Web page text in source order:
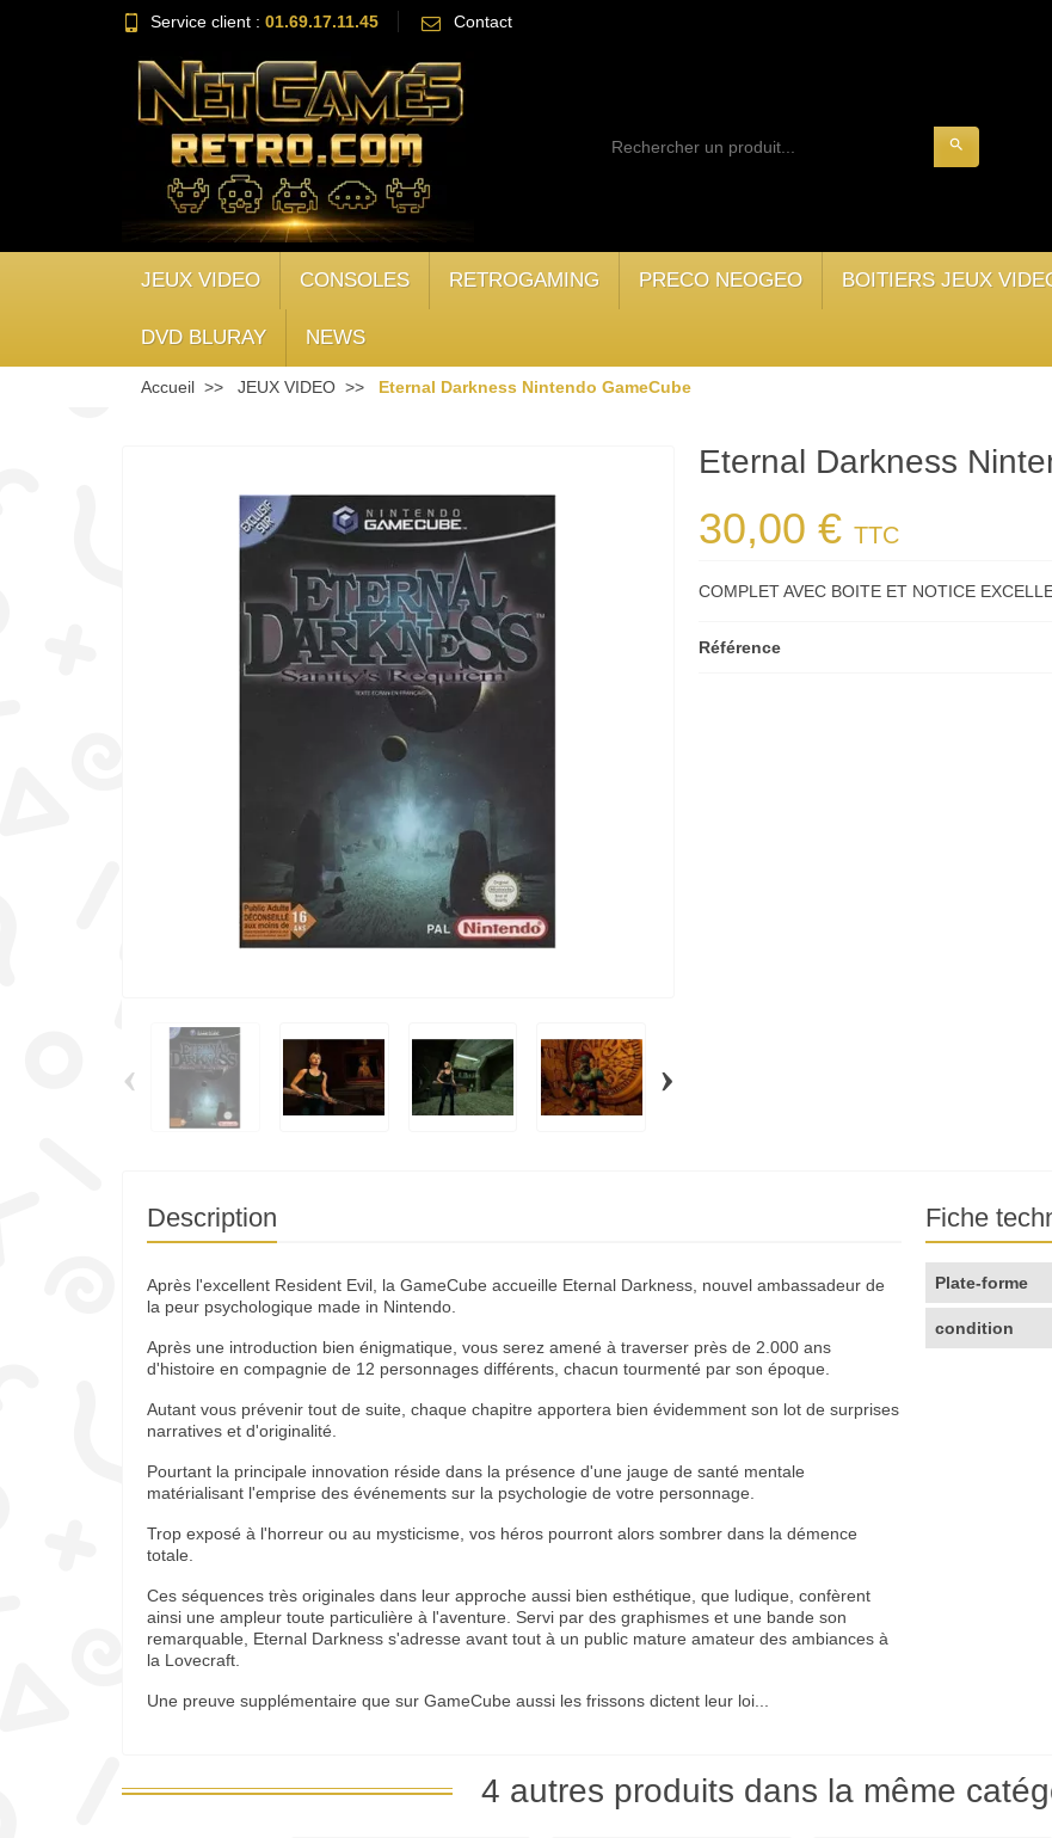
Service client : 01.69.17.11.45 Contact
search
JEUX VIDEO CONSOLES RETROGAMING PRECO NEOGEO BOITIERS JEUX
DVD BLURAY NEWS
Accueil JEUX VIDEO Eternal Darkness Nintendo GameCube
‹ ›
Eternal Darkness
30,00 €TTC
COMPLET AVEC BOITE ET NOTICE
Référence
Description
Après l'excellent Resident Evil, la GameCube accueille Eternal Darkness, nouvel ambassadeur de
la peur psychologique made in Nintendo.
Après une introduction bien énigmatique, vous serez amené à traverser près de 2.000 ans
d'histoire en compagnie de 12 personnages différents, chacun tourmenté par son époque.
Autant vous prévenir tout de suite, chaque chapitre apportera bien évidemment son lot de surprises
narratives et d'originalité.
Pourtant la principale innovation réside dans la présence d'une jauge de santé mentale
matérialisant l'emprise des événements sur la psychologie de votre personnage.
Trop exposé à l'horreur ou au mysticisme, vos héros pourront alors sombrer dans la démence
totale.
Ces séquences très originales dans leur approche aussi bien esthétique, que ludique, confèrent
ainsi une ampleur toute particulière à l'aventure. Servi par des graphismes et une bande son
remarquable, Eternal Darkness s'adresse avant tout à un public mature amateur des ambiances à
la Lovecraft.
Une preuve supplémentaire que sur GameCube aussi les frissons dictent leur loi...
Fiche
Plate-forme
condition
4 autres produits dans la même